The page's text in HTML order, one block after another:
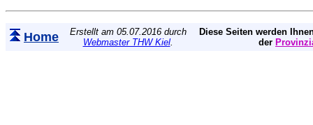
Home
Erstellt am 05.07.2016 durch
Webmaster THW Kiel.
Diese Seiten werden
der